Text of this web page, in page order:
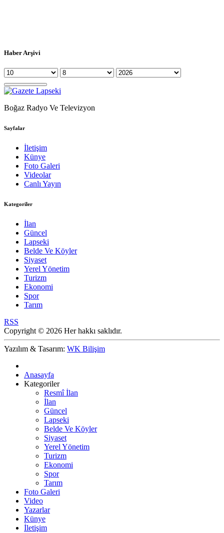
Haber Arşivi
Boğaz Radyo Ve Televizyon
Sayfalar
İletişim
Künye
Foto Galeri
Videolar
Canlı Yayın
Kategoriler
İlan
Güncel
Lapseki
Belde Ve Köyler
Siyaset
Yerel Yönetim
Turizm
Ekonomi
Spor
Tarım
RSS
Copyright © 2026 Her hakkı saklıdır.
Yazılım & Tasarım: WK Bilişim
Anasayfa
Kategoriler
Resmî İlan
İlan
Güncel
Lapseki
Belde Ve Köyler
Siyaset
Yerel Yönetim
Turizm
Ekonomi
Spor
Tarım
Foto Galeri
Video
Yazarlar
Künye
İletişim